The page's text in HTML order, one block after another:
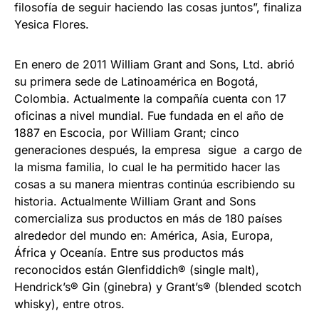
filosofía de seguir haciendo las cosas juntos”, finaliza
Yesica Flores.
En enero de 2011 William Grant and Sons, Ltd. abrió
su primera sede de Latinoamérica en Bogotá,
Colombia. Actualmente la compañía cuenta con 17
oficinas a nivel mundial. Fue fundada en el año de
1887 en Escocia, por William Grant; cinco
generaciones después, la empresa sigue a cargo de
la misma familia, lo cual le ha permitido hacer las
cosas a su manera mientras continúa escribiendo su
historia. Actualmente William Grant and Sons
comercializa sus productos en más de 180 países
alrededor del mundo en: América, Asia, Europa,
África y Oceanía. Entre sus productos más
reconocidos están Glenfiddich® (single malt),
Hendrick’s® Gin (ginebra) y Grant’s® (blended scotch
whisky), entre otros.